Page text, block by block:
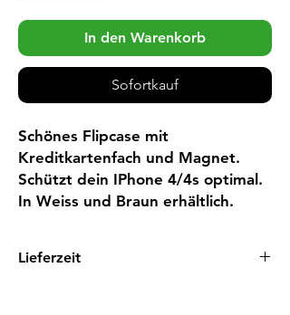
In den Warenkorb
Sofortkauf
Schönes Flipcase mit
Kreditkartenfach und Magnet.
Schützt dein IPhone 4/4s optimal.
In Weiss und Braun erhältlich.
Lieferzeit